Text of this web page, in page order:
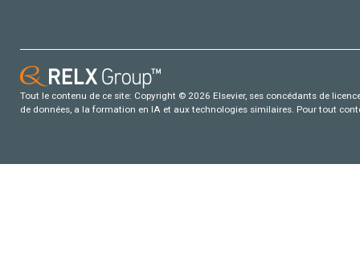
Tout le contenu de ce site: Copyright © 2026 Elsevier, ses concédants de
de données, a la formation en IA et aux technologies similaires. Pour tout